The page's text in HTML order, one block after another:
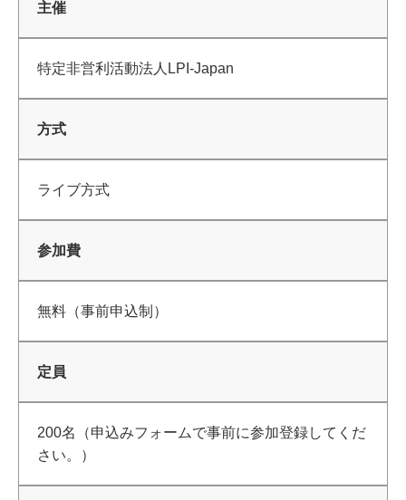
主催
特定非営利活動法人LPI-Japan
方式
ライブ方式
参加費
無料（事前申込制）
定員
200名（申込みフォームで事前に参加登録してくだ
さい。）